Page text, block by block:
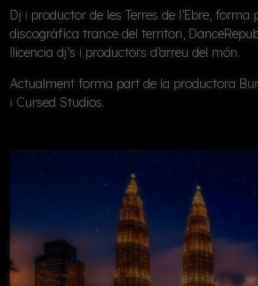
Dj i productor de les Terres de l’Ebre,
discogràfica trance del territori,
llicencia dj’s i productors d’arreu del món.
Actualment forma part de la productora
i Cursed Studios.